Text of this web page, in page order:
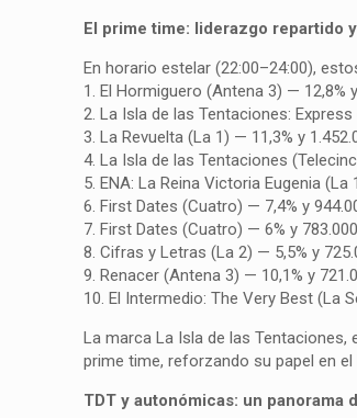
El prime time: liderazgo repartido
En horario estelar (22:00–24:00),
1. El Hormiguero (Antena 3) — 12,8%
2. La Isla de las Tentaciones:
3. La Revuelta (La 1) — 11,3% y
4. La Isla de las Tentaciones
5. ENA: La Reina Victoria Eugenia (La
6. First Dates (Cuatro) — 7,4% y
7. First Dates (Cuatro) — 6% y 783.000
8. Cifras y Letras (La 2) — 5,5% y
9. Renacer (Antena 3) — 10,1% y
10. El Intermedio: The Very Best (La
La marca La Isla de las
prime time, reforzando su papel en
TDT y autonómicas: un panorama